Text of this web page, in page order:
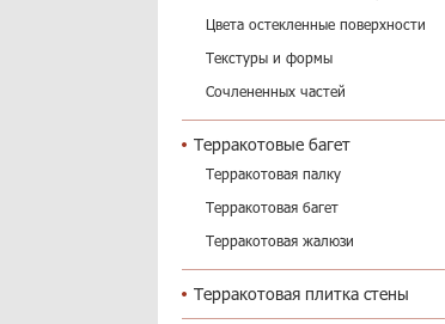
Цвета остекленные поверхности
Текстуры и формы
Сочлененных частей
Терракотовые багет
Терракотовая палку
Терракотовая багет
Терракотовая жалюзи
Терракотовая плитка стены